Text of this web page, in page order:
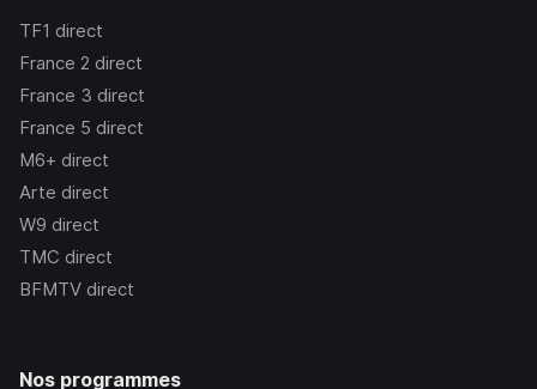
TF1 direct
France 2 direct
France 3 direct
France 5 direct
M6+ direct
Arte direct
W9 direct
TMC direct
BFMTV direct
Nos programmes